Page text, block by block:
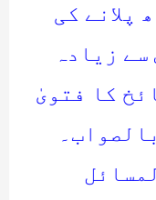
پلانے کی
زیادہ
کا فتویٰ